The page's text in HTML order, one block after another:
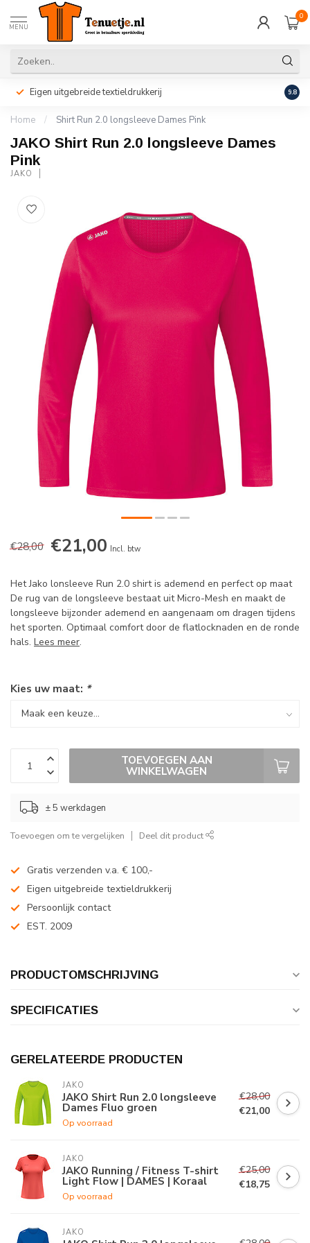
MENU
0
Eigen uitgebreide textieldrukkerij 9.8
Home / Shirt Run 2.0 longsleeve Dames Pink
JAKO Shirt Run 2.0 longsleeve Dames
Pink
JAKO
€28,00 €21,00 Incl. btw
Het Jako lonsleeve Run 2.0 shirt is ademend en perfect op maat
De rug van de longsleeve bestaat uit Micro-Mesh en maakt de
longsleeve bijzonder ademend en aangenaam om dragen tijdens
het sporten. Optimaal comfort door de flatlocknaden en de ronde
hals. Lees meer.
Kies uw maat: *
TOEVOEGEN AAN
WINKELWAGEN
± 5 werkdagen
Toevoegen om te vergelijken Deel dit product
Gratis verzenden v.a. € 100,-
Eigen uitgebreide textieldrukkerij
Persoonlijk contact
EST. 2009
PRODUCTOMSCHRIJVING
SPECIFICATIES
GERELATEERDE PRODUCTEN
JAKO
JAKO Shirt Run 2.0 longsleeve
Dames Fluo groen
Op voorraad
€28,00
€21,00
JAKO
JAKO Running / Fitness T-shirt
Light Flow | DAMES | Koraal
Op voorraad
€25,00
€18,75
JAKO